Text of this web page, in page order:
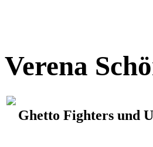
Verena
Ghetto Fighters und